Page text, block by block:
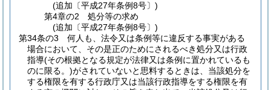
(追加〔平成27年条例8号〕)
第4章の2
処分等の求め
(追加〔平成27年条例8号〕)
第34条の3
何人も、法令又は条例等に違反する事実がある
場合において、その是正のためにされるべき処分又は行政
指導(その根拠となる規定が法律又は条例に置かれているも
のに限る。)がされていないと思料するときは、当該処分を
する権限を有する行政庁又は当該行政指導をする権限を有